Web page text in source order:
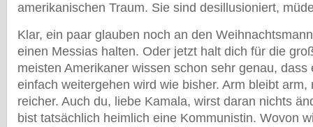
amerikanischen Traum. Sie sind desillusioniert,
Klar, ein paar glauben noch an den
einen Messias halten. Oder jetzt halt dich für die
meisten Amerikaner wissen schon sehr genau, dass
einfach weitergehen wird wie bisher. Arm bleibt arm,
reicher. Auch du, liebe Kamala, wirst daran nichts
bist tatsächlich heimlich eine Kommunistin. Wovon